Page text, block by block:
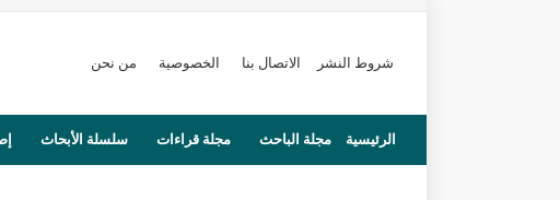
شروط النشر الاتصال بنا الخصوصية من نحن
الرئيسية مجلة الباحث مجلة قراءات سلسلة الأبحاث